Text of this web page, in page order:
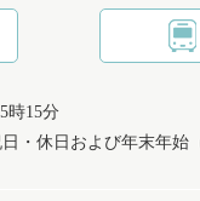
時15分
・休日および年末年始